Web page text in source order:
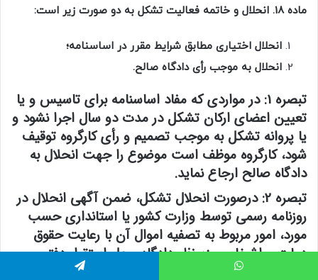
ماده 18. انحلال و خاتمه فعالیت تشکل به دو صورت زیر است:
انحلال اختیاری مطابق شرایط مقرر در اساسنامه؛
انحلال به موجب رأی دادگاه صالح.
تبصره 1:
در مواردی که مفاد اساسنامه برای تاسیس و یا
تعیین اعضای ارکان تشکل در مدت دو سال اجرا نشود و
یا پروانه تشکل به موجب تصمیم و رأی کارگروه توقیف
شود، کارگروه موظف است موضوع را جهت انحلال به
دادگاه صالح ارجاع نماید. ‌‌‌‌‌‌‌
تبصره 2:
درصورت انحلال تشکل، ضمن آگهی انحلال در
روزنامه رسمی توسط وزارت کشور یا استانداری حسب
مورد، امور مربوط به تصفیه اموال آن با رعایت حقوق
دولت و اشخاص، زیرنظر دادگاه محل استقرار دفتر
تشکل با حضور نماینده وزارت کشور یا استانداری حسب